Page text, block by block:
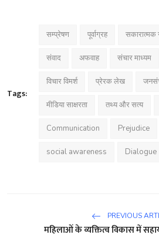
Tags:
सम्प्रेषण पूर्वाग्रह सकारात्मक
संवाद अफवाह संचार माध्यम
विचार विमर्श प्रेरक लेख
मीडिया साक्षरता तथ्य और सत्य
Communication Prejudice
social awareness Dialogue
PREVIOUS
महिलाओं के व्यक्तित्व विकास में